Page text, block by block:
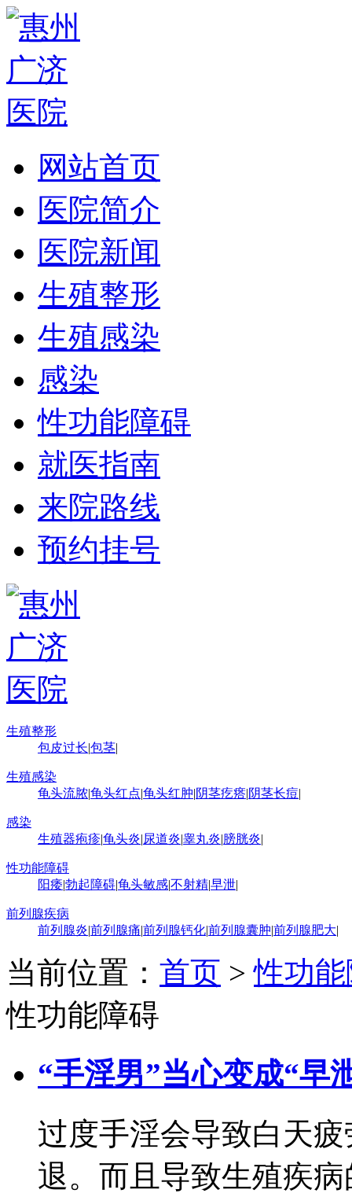
网站首页
医院简介
医院新闻
生殖整形
生殖感染
感染
性功能障碍
就医指南
来院路线
预约挂号
生殖整形
包皮过长|包茎|
生殖感染
龟头流脓|龟头红点|龟头红肿|阴茎疙瘩|阴茎长痘|
感染
生殖器疱疹|龟头炎|尿道炎|睾丸炎|膀胱炎|
性功能障碍
阳痿|勃起障碍|龟头敏感|不射精|早泄|
前列腺疾病
前列腺炎|前列腺痛|前列腺钙化|前列腺囊肿|前列腺肥大|
当前位置： 首页 >性功
性功能障碍
“手淫男”当心变成“早
过度手淫会导致白天
退。而且导致生殖疾